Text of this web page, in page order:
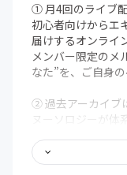
① 月4回のライブ
初心者向けからエ
届けするオンライ
メンバー限定のメ
なた”を、ご自身
② 過去アーカイブ
ヌーソロジーが体
も、どこでも、自
す。